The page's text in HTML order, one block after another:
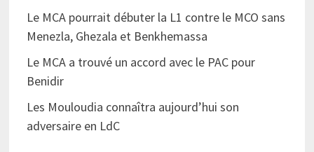
Le MCA pourrait débuter la L1 contre le MCO sans
Menezla, Ghezala et Benkhemassa
Le MCA a trouvé un accord avec le PAC pour
Benidir
Les Mouloudia connaîtra aujourd’hui son
adversaire en LdC